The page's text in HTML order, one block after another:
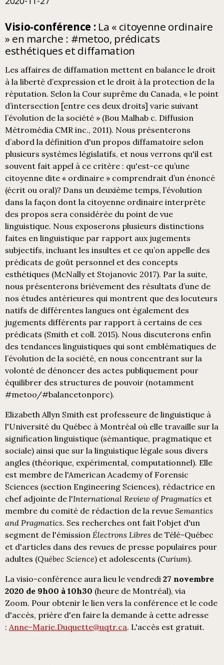
Visio-conférence :La « citoyenne ordinaire
» en marche : #metoo, prédicats
esthétiques et diffamation
Les affaires de diffamation mettent en balance le droit
à la liberté d’expression et le droit à la protection de la
réputation. Selon la Cour suprême du Canada, « le point
d’intersection [entre ces deux droits] varie suivant
l’évolution de la société » (Bou Malhab c. Diffusion
Métromédia CMR inc., 2011). Nous présenterons
d’abord la définition d'un propos diffamatoire selon
plusieurs systèmes législatifs, et nous verrons qu'il est
souvent fait appel à ce critère : qu'est-ce qu’une
citoyenne dite « ordinaire » comprendrait d’un énoncé
(écrit ou oral)? Dans un deuxième temps, l’évolution
dans la façon dont la citoyenne ordinaire interprète
des propos sera considérée du point de vue
linguistique. Nous exposerons plusieurs distinctions
faites en linguistique par rapport aux jugements
subjectifs, incluant les insultes et ce qu’on appelle des
prédicats de goût personnel et des concepts
esthétiques (McNally et Stojanovic 2017). Par la suite,
nous présenterons brièvement des résultats d’une de
nos études antérieures qui montrent que des locuteurs
natifs de différentes langues ont également des
jugements différents par rapport à certains de ces
prédicats (Smith et coll. 2015). Nous discuterons enfin
des tendances linguistiques qui sont emblématiques de
l’évolution de la société, en nous concentrant sur la
volonté de dénoncer des actes publiquement pour
équilibrer des structures de pouvoir (notamment
#metoo/#balancetonporc).
Elizabeth Allyn Smith est professeure de linguistique à
l'Université du Québec à Montréal où elle travaille sur la
signification linguistique (sémantique, pragmatique et
sociale) ainsi que sur la linguistique légale sous divers
angles (théorique, expérimental, computationnel). Elle
est membre de l'American Academy of Forensic
Sciences (section Engineering Sciences), rédactrice en
chef adjointe de l'International Review of Pragmatics et
membre du comité de rédaction de la revue Semantics
and Pragmatics. Ses recherches ont fait l'objet d'un
segment de l'émission Électrons Libres de Télé-Québec
et d'articles dans des revues de presse populaires pour
adultes (Québec Science) et adolescents (Curium).
La visio-conférence aura lieu le vendredi 27 novembre
2020 de 9h00 à 10h30 (heure de Montréal), via
Zoom. Pour obtenir le lien vers la conférence et le code
d'accès, prière d'en faire la demande à cette adresse
: Anne-Marie.Duquette@uqtr.ca. L'accès est gratuit.